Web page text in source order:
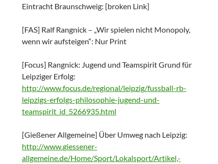
Eintracht Braunschweig: [broken Link]
[FAS] Ralf Rangnick – „Wir spielen nicht Monopoly,
wenn wir aufsteigen“: Nur Print
[Focus] Rangnick: Jugend und Teamspirit Grund für
Leipziger Erfolg:
http://www.focus.de/regional/leipzig/fussball-rb-
leipzigs-erfolgs-philosophie-jugend-und-
teamspirit_id_5266935.html
[Gießener Allgemeine] Über Umweg nach Leipzig:
http://www.giessener-
allgemeine.de/Home/Sport/Lokalsport/Artikel,-